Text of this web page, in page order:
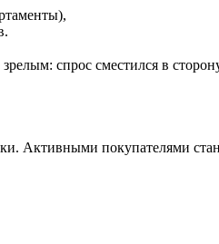
спрос сместился в
Активными покупателями